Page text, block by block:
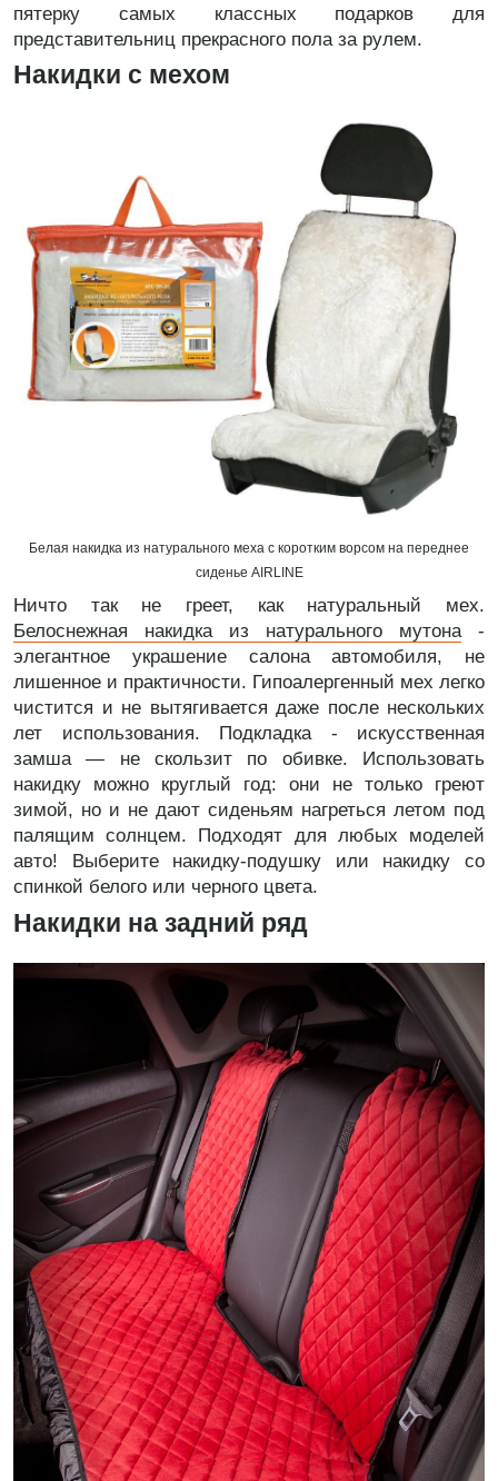
пятерку самых классных подарков для
представительниц прекрасного пола за рулем.
Накидки с мехом
Белая накидка из натурального меха с коротким ворсом на переднее
сиденье AIRLINE
Ничто так не греет, как натуральный мех.
Белоснежная накидка из натурального мутона-
элегантное украшение салона автомобиля, не
лишенное и практичности. Гипоалергенный мех легко
чистится и не вытягивается даже после нескольких
лет использования. Подкладка - искусственная
замша — не скользит по обивке. Использовать
накидку можно круглый год: они не только греют
зимой, но и не дают сиденьям нагреться летом под
палящим солнцем. Подходят для любых моделей
авто! Выберите накидку-подушку или накидку со
спинкой белого или черного цвета.
Накидки на задний ряд